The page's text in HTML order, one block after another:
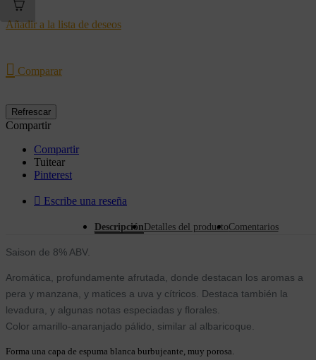
Añadir a la lista de deseos
 Comparar
Compartir
Compartir
Tuitear
Pinterest
 Escribe una reseña
DescripciónDetalles del productoComentarios
Saison de 8% ABV.
Aromática, profundamente afrutada, donde destacan los aromas a
pera y manzana, y matices a uva y cítricos. Destaca también la
levadura, y algunas notas especiadas y florales.
Color amarillo-anaranjado pálido, similar al albaricoque.
Forma una capa de espuma blanca burbujeante, muy porosa.